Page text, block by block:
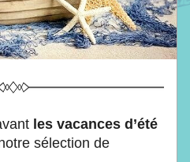
les vacances d’été
sélection de